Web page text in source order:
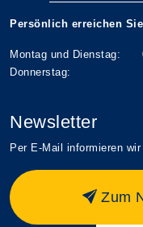
Persönlich erreichen
Montag und Dienstag:
Donnerstag:
15:00 -
Newsletter
Per E-Mail informieren
Zum